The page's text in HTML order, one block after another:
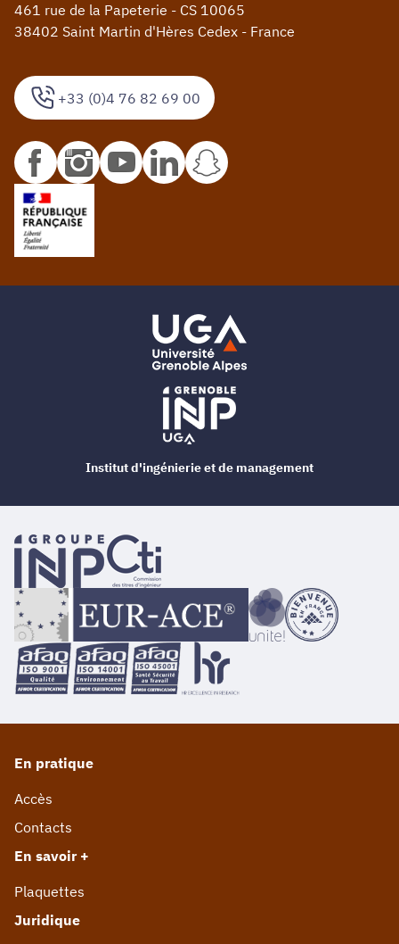
+33 (0)4 76 82 69 00
461 rue de la Papeterie - CS 10065
38402 Saint Martin d'Hères Cedex - France
En pratique
Accès
Contacts
En savoir +
Plaquettes
Juridique
Institut d'ingénierie et de management